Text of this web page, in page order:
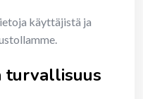
käyttäjistä ja
turvallisuus